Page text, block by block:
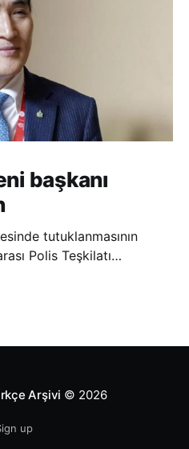
başkanı
tutuklanmasının
Polis Teşkilatı
Arşivi © 2026
up